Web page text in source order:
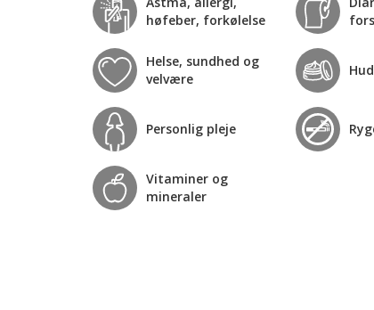
høfeber, forkølelse
Helse, sundhed og
velvære
Personlig pleje
Vitaminer og
mineraler